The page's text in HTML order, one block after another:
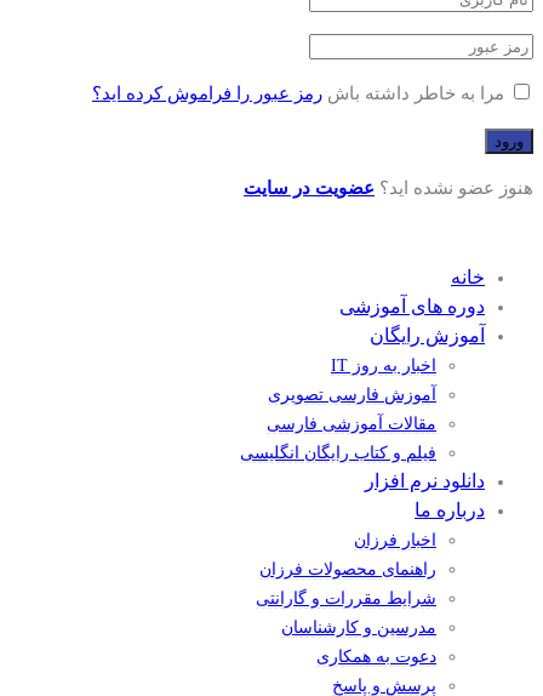
مرا به خاطر داشته باش رمز عبور را فراموش کرده اید؟
هنوز عضو نشده اید؟ عضویت در سایت
خانه
دوره های آموزشی
آموزش رایگان
اخبار به روز IT
آموزش فارسی تصویری
مقالات آموزشی فارسی
فیلم و کتاب رایگان انگلیسی
دانلود نرم افزار
درباره ما
اخبار فرزان
راهنمای محصولات فرزان
شرایط مقررات و گارانتی
مدرسین و کارشناسان
دعوت به همکاری
پرسش و پاسخ